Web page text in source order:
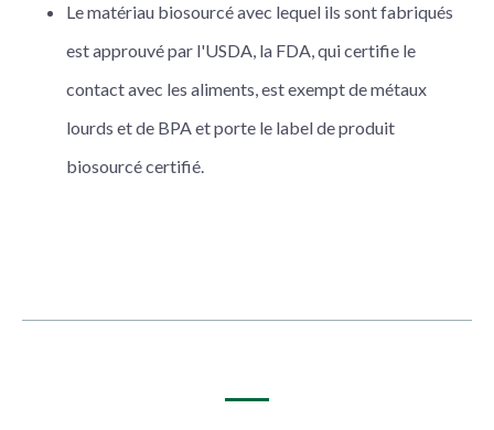
Le matériau biosourcé avec lequel ils sont fabriqués
est approuvé par l'USDA, la FDA, qui certifie le
contact avec les aliments, est exempt de métaux
lourds et de BPA et porte le label de produit
biosourcé certifié.